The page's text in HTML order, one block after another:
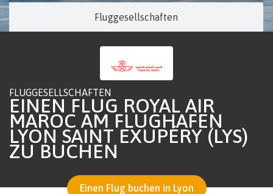
Fluggesellschaften
FLUGGESELLSCHAFTEN
EINEN FLUG ROYAL AIR
MAROC AM FLUGHAFEN
LYON SAINT EXUPÉRY (LYS)
ZU BUCHEN
Einen Flug buchen in Lyon